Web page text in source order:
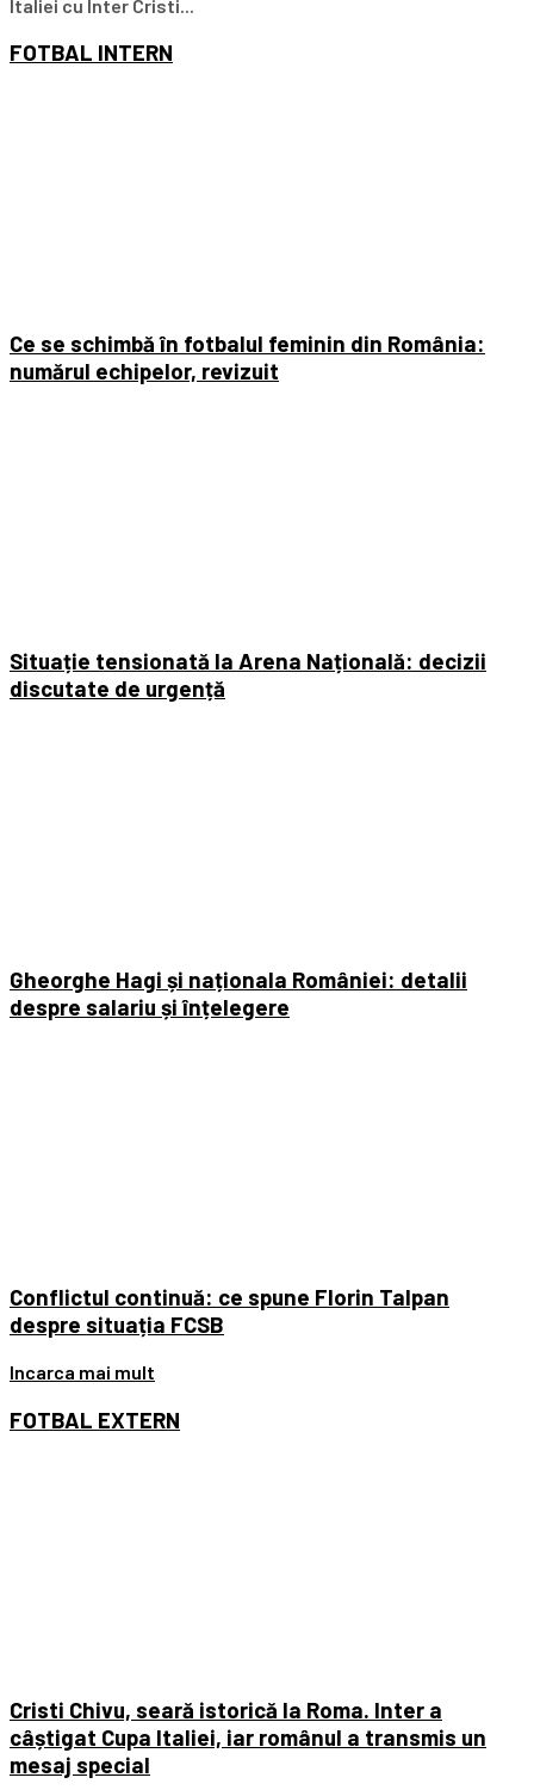
Italiei cu Inter Cristi...
FOTBAL INTERN
Ce se schimbă în fotbalul feminin din România:
numărul echipelor, revizuit
Situație tensionată la Arena Națională: decizii
discutate de urgență
Gheorghe Hagi și naționala României: detalii
despre salariu și înțelegere
Conflictul continuă: ce spune Florin Talpan
despre situația FCSB
Incarca mai mult
FOTBAL EXTERN
Cristi Chivu, seară istorică la Roma. Inter a
câștigat Cupa Italiei, iar românul a transmis un
mesaj special